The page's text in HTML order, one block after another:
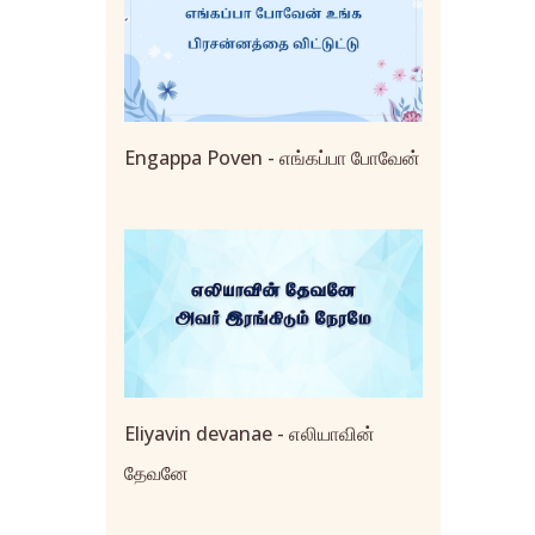
Engappa Poven - எங்கப்பா போவேன்
Eliyavin devanae - எலியாவின்
தேவனே